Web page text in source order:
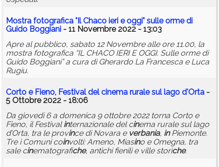
Mostra fotografica "Il Chaco ieri e oggi" sulle orme di
Guido Boggiani - 11 Novembre 2022 - 13:03
Apre al pubblico, sabato 12 Novembre alle ore 11.00, la
mostra fotografica “IL CHACO IERI E OGGI. Sulle orme di
Guido Boggiani” a cura di Gherardo La Francesca e Luca
Rugiu.
Corto e Fieno, Festival del cinema rurale sul lago d'Orta -
5 Ottobre 2022 - 18:06
Da giovedì 6 a domenica 9 ottobre 2022 torna Corto e
Fieno, il Festivalinternazionale del cinema rurale sul lago
d’Orta, tra le province di Novara e verbania, inPiemonte.
Tre i Comuni coinvolti: Ameno, Miasino e Omegna, tra
sale cinematografiche, antichi fienili e ville storiche.